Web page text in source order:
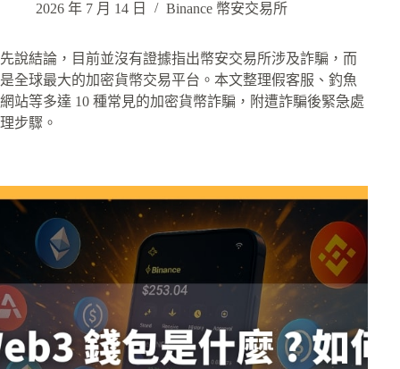
2026 年 7 月 14 日 Binance 幣安交易所
先說結論，目前並沒有證據指出幣安交易所涉及詐騙，而
是全球最大的加密貨幣交易平台。本文整理假客服、釣魚
網站等多達 10 種常見的加密貨幣詐騙，附遭詐騙後緊急處
理步驟。